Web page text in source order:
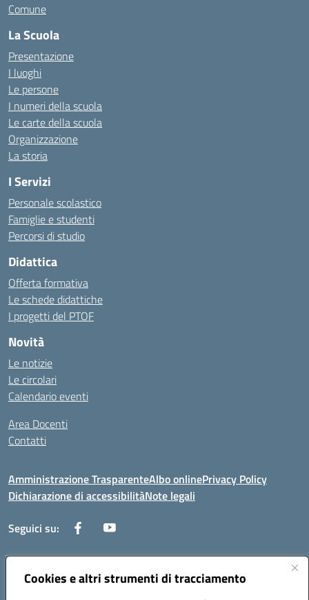
Cookies e altri strumenti di tracciamento
Comune
La Scuola
Presentazione
I luoghi
Le persone
I numeri della scuola
Le carte della scuola
Organizzazione
La storia
I Servizi
Personale scolastico
Famiglie e studenti
Percorsi di studio
Didattica
Offerta formativa
Le schede didattiche
I progetti del PTOF
Novità
Le notizie
Le circolari
Calendario eventi
Area Docenti
Contatti
Amministrazione TrasparenteAlbo onlinePrivacy Policy
Dichiarazione di accessibilitàNote legali
Seguici su:
Indirizzo:Via dei mille, 2 - 80011 Acerra (NA)